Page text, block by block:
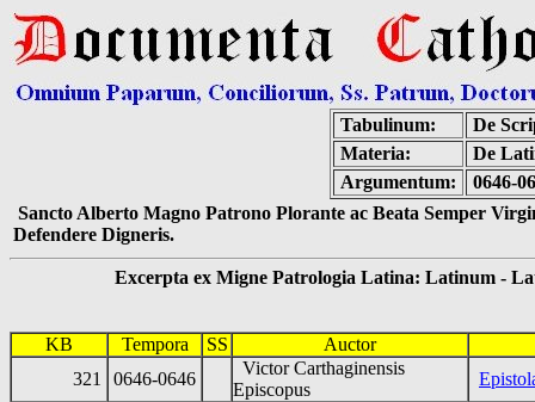
Tabulinum:
De
Materia:
De
Argumentum:
0646-
Sancto Alberto Magno Patrono Plorante ac Beata Semper
Defendere Digneris.
Excerpta ex Migne Patrologia Latina: Latinum -
KB Tempora SS
Auctor
321
0646-0646
Victor Carthaginensis
Episcopus